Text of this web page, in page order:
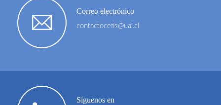
Correo electrónico
contactocefis@uai.cl
Síguenos en